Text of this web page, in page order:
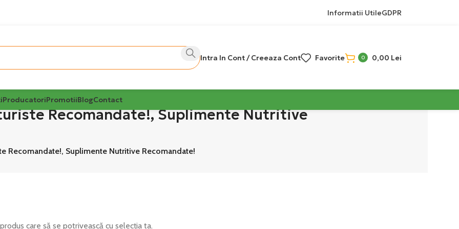
Informatii UtileGDPR
Intra In Cont / Creeaza Cont Favorite 0 0,00 Lei
ProducatoriPromotiiBlogContact
Recomandate!, Suplimente Nutritive
Recomandate!, Suplimente Nutritive Recomandate!
care să se potrivească cu selecția ta.